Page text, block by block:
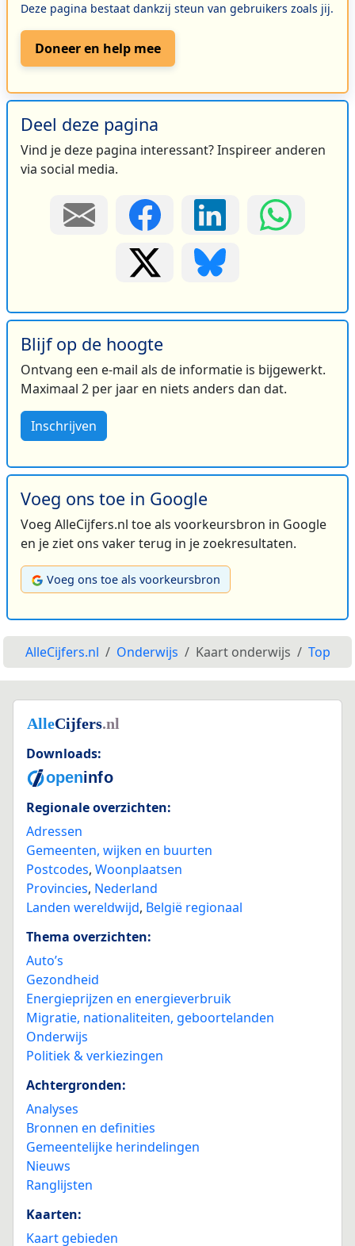
Deze pagina bestaat dankzij steun van gebruikers zoals jij.
Doneer en help mee
Deel deze pagina
Vind je deze pagina interessant? Inspireer anderen
via social media.
Blijf op de hoogte
Ontvang een e-mail als de informatie is bijgewerkt.
Maximaal 2 per jaar en niets anders dan dat.
Inschrijven
Voeg ons toe in Google
Voeg AlleCijfers.nl toe als voorkeursbron in Google
en je ziet ons vaker terug in je zoekresultaten.
Voeg ons toe als voorkeursbron
AlleCijfers.nl Onderwijs Kaart onderwijs Top
Downloads:
Regionale overzichten:
Adressen
Gemeenten, wijken en buurten
Postcodes, Woonplaatsen
Provincies, Nederland
Landen wereldwijd, België regionaal
Thema overzichten:
Auto’s
Gezondheid
Energieprijzen en energieverbruik
Migratie, nationaliteiten, geboortelanden
Onderwijs
Politiek & verkiezingen
Achtergronden:
Analyses
Bronnen en definities
Gemeentelijke herindelingen
Nieuws
Ranglijsten
Kaarten:
Kaart gebieden